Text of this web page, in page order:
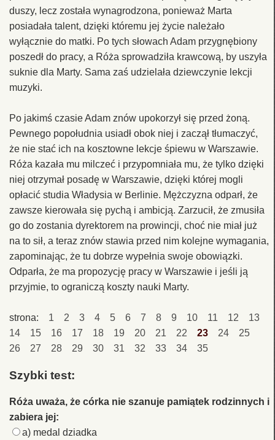
duszy, lecz została wynagrodzona, ponieważ Marta
posiadała talent, dzięki któremu jej życie należało
wyłącznie do matki. Po tych słowach Adam przygnębiony
poszedł do pracy, a Róża sprowadziła krawcową, by uszyła
suknie dla Marty. Sama zaś udzielała dziewczynie lekcji
muzyki.
Po jakimś czasie Adam znów upokorzył się przed żoną.
Pewnego popołudnia usiadł obok niej i zaczął tłumaczyć,
że nie stać ich na kosztowne lekcje śpiewu w Warszawie.
Róża kazała mu milczeć i przypomniała mu, że tylko dzięki
niej otrzymał posadę w Warszawie, dzięki której mogli
opłacić studia Władysia w Berlinie. Mężczyzna odparł, że
zawsze kierowała się pychą i ambicją. Zarzucił, że zmusiła
go do zostania dyrektorem na prowincji, choć nie miał już
na to sił, a teraz znów stawia przed nim kolejne wymagania,
zapominając, że tu dobrze wypełnia swoje obowiązki.
Odparła, że ma propozycję pracy w Warszawie i jeśli ją
przyjmie, to ograniczą koszty nauki Marty.
strona: 1 2 3 4 5 6 7 8 9 10 11 12
13
14
15 16 17 18 19 20 21 22 23 24
25
26
27 28 29 30 31 32 33 34 35
Szybki test:
Róża uważa, że córka nie szanuje pamiątek rodzinnych i
zabiera jej:
a) medal dziadka